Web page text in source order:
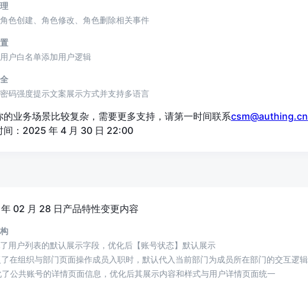
色创建、角色修改、角色删除相关事件
户白名单添加用户逻辑
码强度提示文案展示方式并支持多语言
的业务场景比较复杂，需要更多支持，请第一时间联系csm@authing.cn
间：2025 年 4 月 30 日 22:00
02 月 28 日产品特性变更内容
用户列表的默认展示字段，优化后【账号状态】默认展示
在组织与部门页面操作成员入职时，默认代入当前部门为成员所在部门的交互逻辑
公共账号的详情页面信息，优化后其展示内容和样式与用户详情页面统一